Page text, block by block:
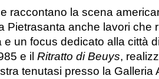
raccontano la scena
Pietrasanta anche lavori che
e un focus dedicato alla città
e il Ritratto di Beuys,
tenutasi presso la Galleria